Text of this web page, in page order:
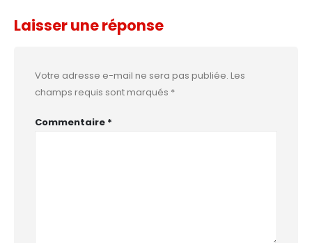
Laisser une réponse
Votre adresse e-mail ne sera pas publiée. Les
champs requis sont marqués *
Commentaire *